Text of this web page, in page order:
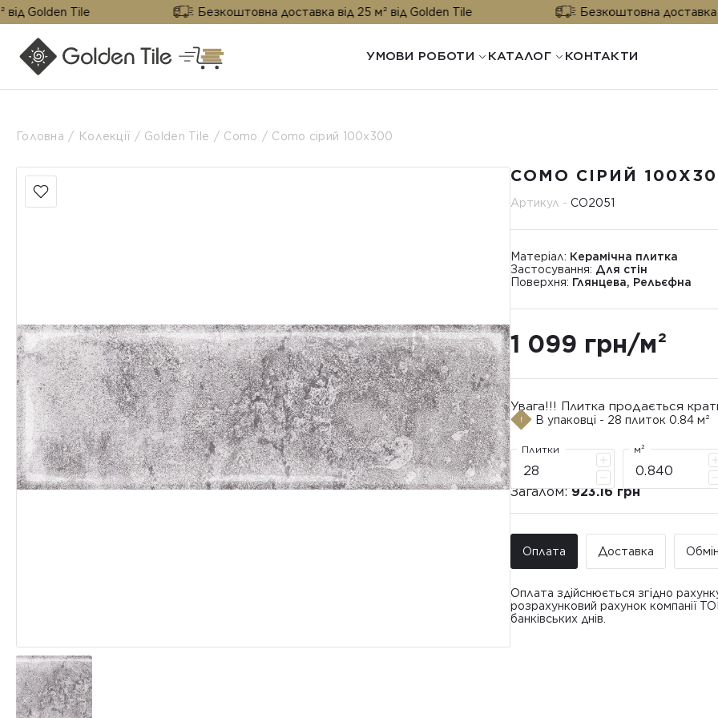
Tile Безкоштовна доставка від 25 м² від Golden Tile Безкоштовна доставка від 25 м²
УМОВИ РОБОТИ КАТАЛОГ КОНТАКТИ
Головна Колекції Golden Tile Como Como сірий 100x300
COMO СІРИЙ
Артикул -CO2051
Матеріал: Керамічна плитка
Застосування: Для стін
Поверхня: Глянцева, Рельєфна
1 099 грн/м²
Увага!!! Плитка продається
В упаковці - 28 плиток 0.84 м²
Плитки м²
Загалом:923.16 грн
Оплата Доставка Обмін
Оплата здійснюється згідно
розрахунковий рахунок компанії
банківських днів.